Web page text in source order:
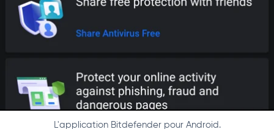
L'application Bitdefender pour Android.